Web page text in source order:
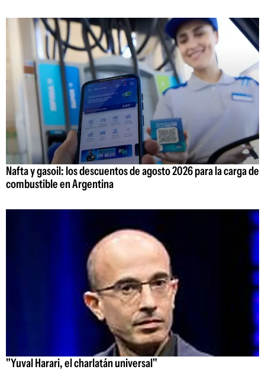
Nafta y gasoil: los descuentos de agosto 2026 para la carga de
combustible en Argentina
"Yuval Harari, el charlatán universal"